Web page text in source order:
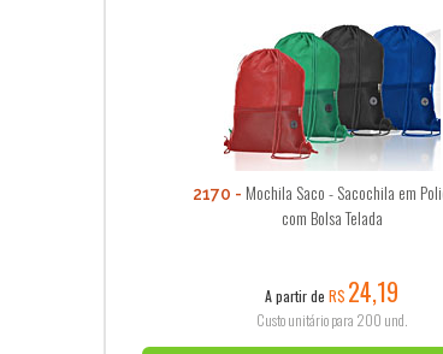
2170
Mochila Saco - Sacochila em
com Bolsa Telada
A partir deR$ 24,19
Custo unitário para 200 und.